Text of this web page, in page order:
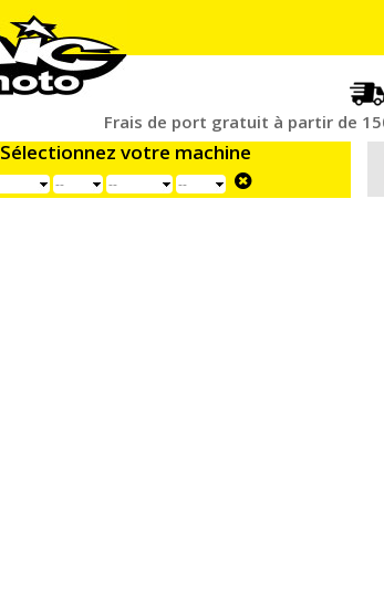
Frais de port gratuit à partir de
Sélectionnez votre machine